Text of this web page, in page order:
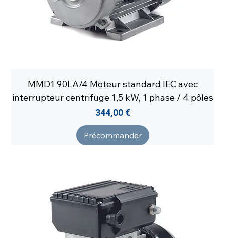
MMD1 90LA/4 Moteur standard IEC avec
interrupteur centrifuge 1,5 kW, 1 phase / 4 pôles
Prix
344,00 €
Précommander